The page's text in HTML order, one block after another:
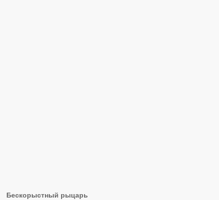
Бескорыстный рыцарь